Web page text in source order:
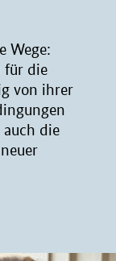
Wege:
für die
von ihrer
die